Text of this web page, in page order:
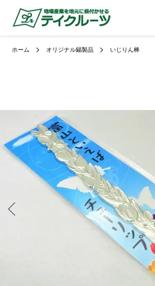
ホーム オリジナル錫製品 いじりん棒